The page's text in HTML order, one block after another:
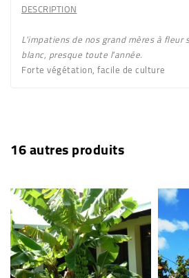
DESCRIPTION
L'impatiens de nos grand mères à fleur
blanc, presque toute l'année.
Forte végétation, facile de culture
16 autres produits